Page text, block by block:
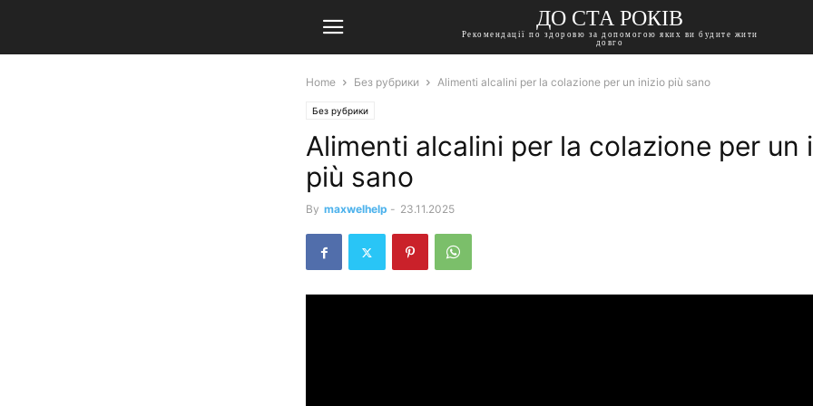
ДО СТА РОКІВ
Рекомендації по здоровю за допомогою яких ви будите жити
довго
Home Без рубрики Alimenti alcalini per la colazione per un inizio più sano
Без рубрики
Alimenti alcalini per la colazione per un
più sano
By maxwelhelp - 23.11.2025